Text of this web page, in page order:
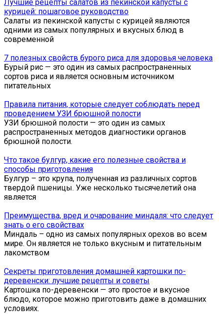
Лучшие рецепты салатов из пекинской капусты с
курицей: пошаговое руководство
Салаты из пекинской капусты с курицей являются
одними из самых популярных и вкусных блюд в
современной
7 полезных свойств бурого риса для здоровья человека
Бурый рис — это один из самых распространенных
сортов риса и является основным источником
питательных
Правила питания, которые следует соблюдать перед
проведением УЗИ брюшной полости
УЗИ брюшной полости — это один из самых
распространенных методов диагностики органов
брюшной полости.
Что такое булгур, какие его полезные свойства и
способы приготовления
Булгур – это крупа, полученная из различных сортов
твердой пшеницы. Уже несколько тысячелетий она
является
Преимущества, вред и очарование миндаля: что следует
знать о его свойствах
Миндаль – одно из самых популярных орехов во всем
мире. Он является не только вкусным и питательным
лакомством
Секреты приготовления домашней картошки по-
деревенски: лучшие рецепты и советы
Картошка по-деревенски — это простое и вкусное
блюдо, которое можно приготовить даже в домашних
условиях.